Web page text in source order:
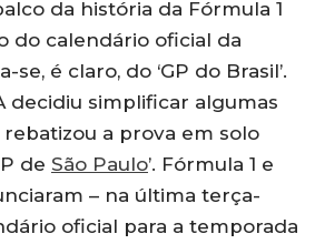
da história da Fórmula 1
do calendário oficial da
é claro, do ‘GP do Brasil’.
decidiu simplificar algumas
a prova em solo
de São Paulo’. Fórmula 1 e
– na última terça-
oficial para a temporada